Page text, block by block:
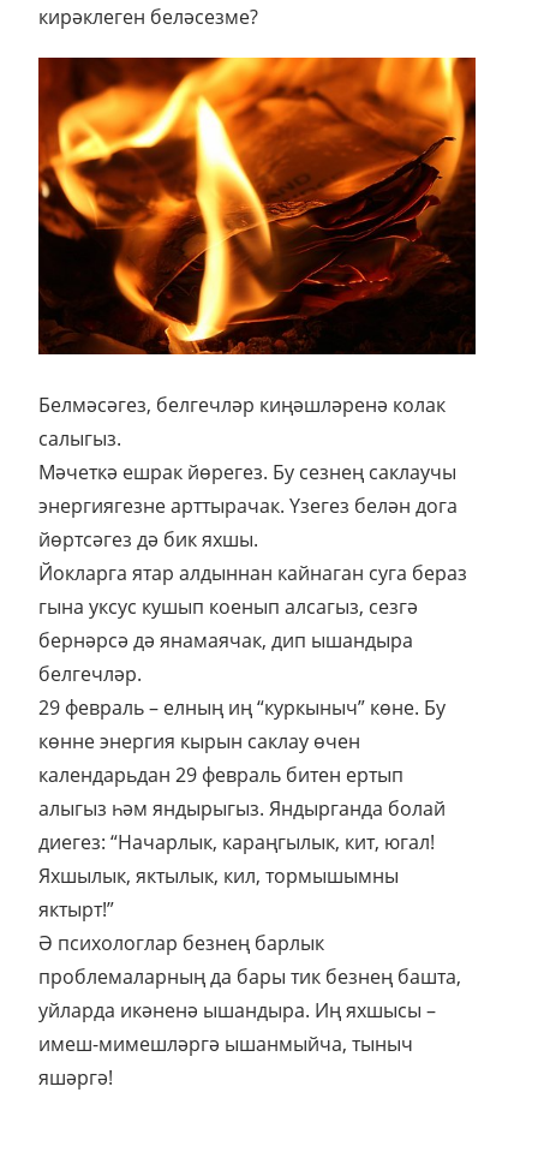
кирәклеген беләсезме?
Белмәсәгез, белгечләр киңәшләренә колак
салыгыз.
Мәчеткә ешрак йөрегез. Бу сезнең саклаучы
энергиягезне арттырачак. Үзегез белән дога
йөртсәгез дә бик яхшы.
Йокларга ятар алдыннан кайнаган суга бераз
гына уксус кушып коенып алсагыз, сезгә
бернәрсә дә янамаячак, дип ышандыра
белгечләр.
29 февраль – елның иң “куркыныч” көне. Бу
көнне энергия кырын саклау өчен
календарьдан 29 февраль битен ертып
алыгыз һәм яндырыгыз. Яндырганда болай
диегез: “Начарлык, караңгылык, кит, югал!
Яхшылык, яктылык, кил, тормышымны
яктырт!”
Ә психологлар безнең барлык
проблемаларның да бары тик безнең башта,
уйларда икәненә ышандыра. Иң яхшысы –
имеш-мимешләргә ышанмыйча, тыныч
яшәргә!